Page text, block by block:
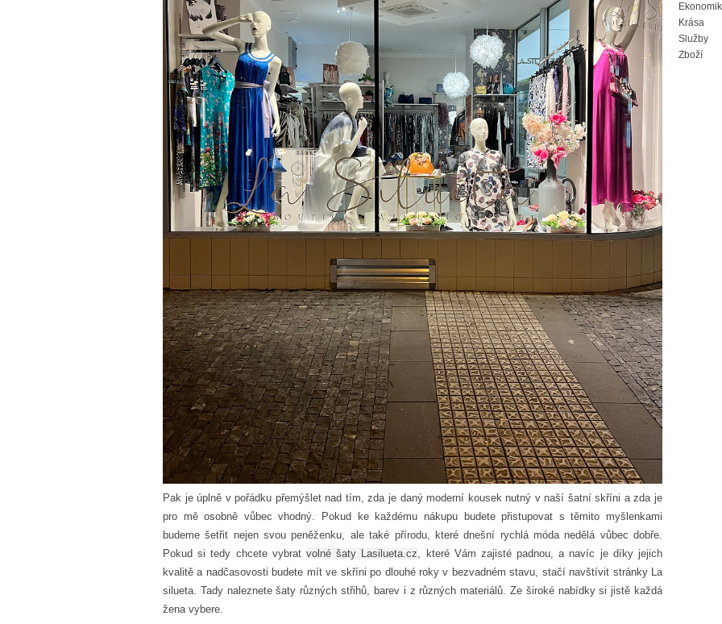
Pak je úplně v pořádku přemýšlet nad tím, zda je daný moderní kousek nutný v naší šatní skříni a zda je
pro mě osobně vůbec vhodný. Pokud ke každému nákupu budete přistupovat s těmito myšlenkami
budeme šetřit nejen svou peněženku, ale také přírodu, které dnešní rychlá móda nedělá vůbec dobře.
Pokud si tedy chcete vybrat volné šaty Lasilueta.cz, které Vám zajisté padnou, a navíc je díky jejich
kvalitě a nadčasovosti budete mít ve skříni po dlouhé roky v bezvadném stavu, stačí navštívit stránky La
silueta. Tady naleznete šaty různých střihů, barev i z různých materiálů. Ze široké nabídky si jistě každá
žena vybere.
Krása
Služby
Zboží